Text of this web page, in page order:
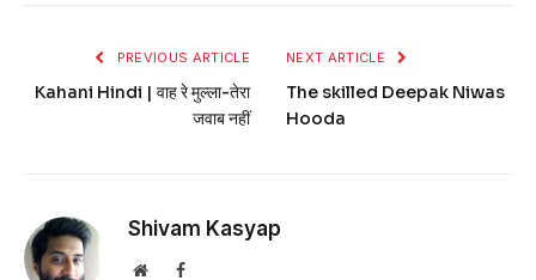
PREVIOUS ARTICLE
Kahani Hindi | वाह रे मुल्ला-तेरा
जवाब नहीं
NEXT ARTICLE
The skilled Deepak Niwas
Hooda
Shivam Kasyap
WebsiteFacebook